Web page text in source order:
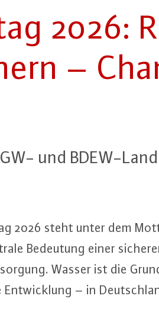
2026:
–
und BDEW-
2026 steht unter dem
Bedeutung einer
Wasser ist die
– in